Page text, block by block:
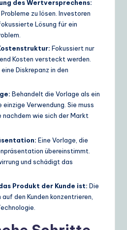
des Wertversprechens:
zu lösen. Investoren
Lösung für ein
Fokussiert nur
Kosten versteckt werden.
Diskrepanz in den
Behandelt die Vorlage als ein
Verwendung. Sie muss
nachdem wie sich der Markt
Eine Vorlage, die
übereinstimmt.
und schädigt das
Produkt der Kunde ist: Die
den Kunden konzentrieren,